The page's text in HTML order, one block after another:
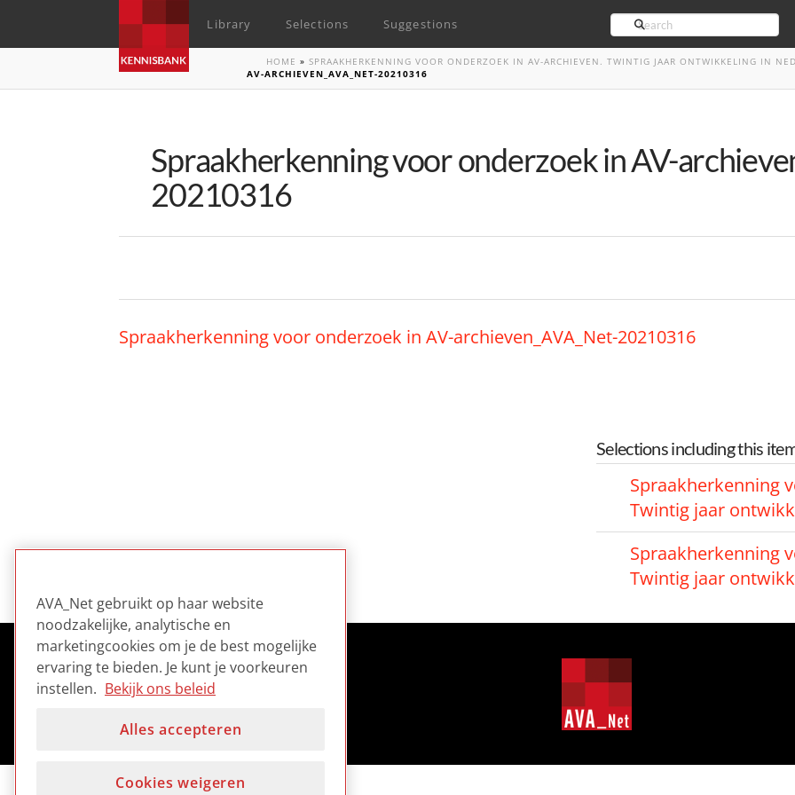
Library Selections Suggestions Search
HOME »SPRAAKHERKENNING VOOR ONDERZOEK IN AV-ARCHIEVEN. TWINTIG JAAR ONTWIKKELING IN
AV-ARCHIEVEN_AVA_NET-20210316
Spraakherkenning voor onderzoek in AV-
20210316
Spraakherkenning voor onderzoek in AV-archieven_AVA_Net-20210316
Selections including this
Spraakherkenning
Twintig jaar
Spraakherkenning
Twintig jaar
AVA_Net gebruikt op haar website
noodzakelijke, analytische en
marketingcookies om je de best mogelijke
ervaring te bieden. Je kunt je voorkeuren
instellen. Bekijk ons beleid
Alles accepteren
Cookies weigeren